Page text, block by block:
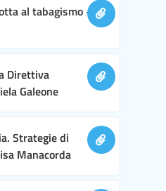
al tabagismo -
Direttiva
Galeone
Strategie di
Manacorda